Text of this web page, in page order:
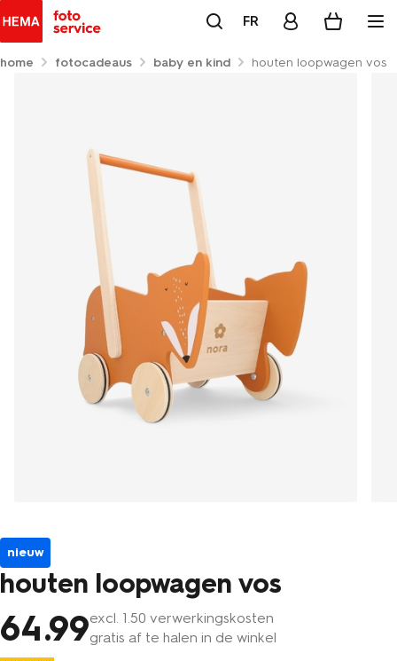
FR
home fotocadeaus baby en kind houten loopwagen vos
nieuw
houten loopwagen vos
64.99excl. 1 .50 verwerkingskosten
gratis af te halen in de winkel